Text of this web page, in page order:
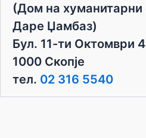
(Дом на хуманитарни
Даре Џамбаз)
Бул. 11-ти Октомври
1000 Скопје
тел. 02 316 5540